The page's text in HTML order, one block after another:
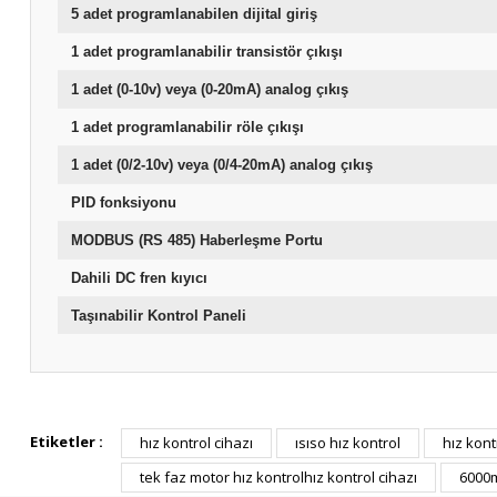
5 adet programlanabilen dijital giriş
1 adet programlanabilir transistör çıkışı
1 adet (0-10v) veya (0-20mA) analog çıkış
1 adet programlanabilir röle çıkışı
1 adet (0/2-10v) veya (0/4-20mA) analog çıkış
PID fonksiyonu
MODBUS (RS 485) Haberleşme Portu
Dahili DC fren kıyıcı
Taşınabilir Kontrol Paneli
Etiketler : hız kontrol cihazı ısıso hız kontrol hız
tek faz motor hız kontrolhız kontrol cihazı